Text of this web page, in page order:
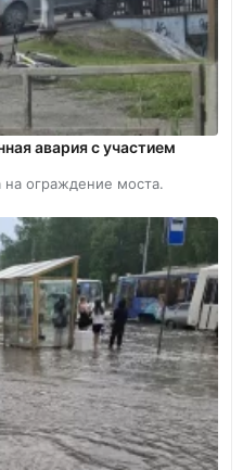
авария с участием
на ограждение моста.